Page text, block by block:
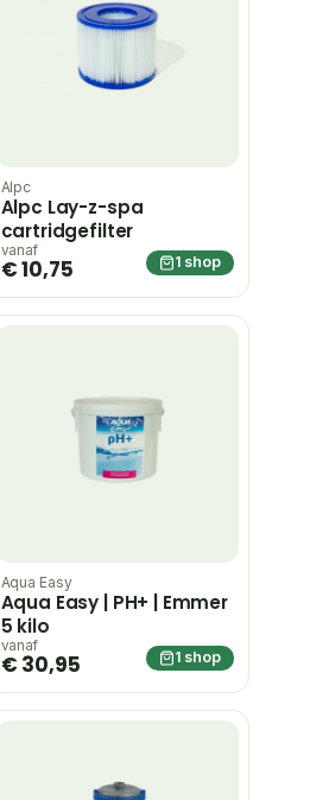
Alpc
Alpc Lay-z-spa
cartridgefilter
vanaf
€ 10,75 1 shop
Aqua Easy
Aqua Easy | PH+ | Emmer
5 kilo
vanaf
€ 30,95 1 shop